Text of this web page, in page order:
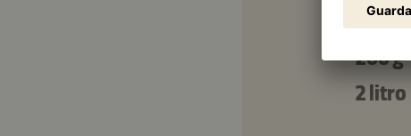
250 g
200 g
2 litro